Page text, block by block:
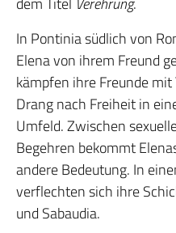
In Pontinia südlich von
Elena von ihrem Freund
kämpfen ihre Freunde mit
Drang nach Freiheit in
Umfeld. Zwischen
Begehren bekommt
andere Bedeutung. In
verflechten sich ihre
und Sabaudia.